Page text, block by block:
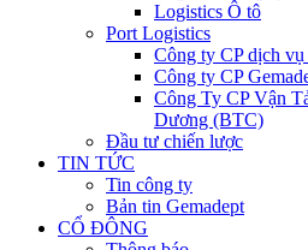
Logistics Ô tô
Port Logistics
Công ty CP dịch vụ
Công ty CP
Công Ty CP Vận
Dương (BTC)
Đầu tư chiến lược
TIN TỨC
Tin công ty
Bản tin Gemadept
CỔ ĐÔNG